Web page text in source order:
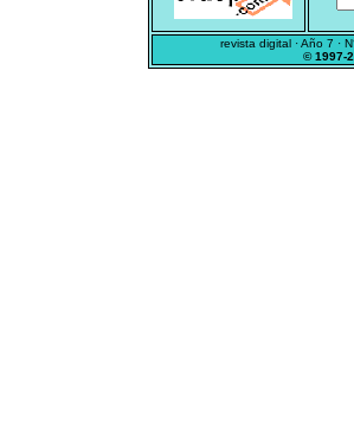
revista digital · Año 7 ·
© 1997-